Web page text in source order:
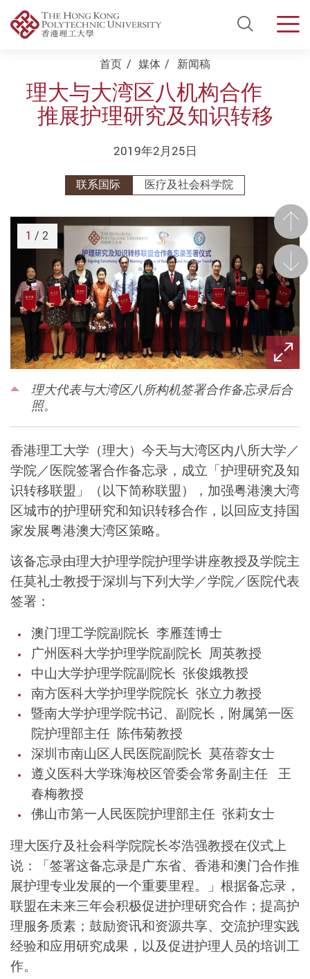
Open
Start main content首页 媒体 新闻稿
理大与大湾区八机构合作
推展护理研究及知识转移
2019年2月25日
联系国际 医疗及社会科学院
前
理大代表与大湾区八所构机签署合作备忘录后合
照。
后一
1 / 2
香港理工大学（理大）今天与大湾区内八所大学／
学院／医院签署合作备忘录，成立「护理研究及知
识转移联盟」（以下简称联盟），加强粤港澳大湾
区城巿的护理研究和知识转移合作，以回应支持国
家发展粤港澳大湾区策略。
该备忘录由理大护理学院护理学讲座教授及学院主
任莫礼士教授于深圳与下列大学／学院／医院代表
签署：
澳门理工学院副院长 李雁莲博士
广州医科大学护理学院副院长 周英教授
中山大学护理学院副院长 张俊娥教授
南方医科大学护理学院院长 张立力教授
暨南大学护理学院书记、副院长，附属第一医
院护理部主任 陈伟菊教授
深圳市南山区人民医院副院长 莫蓓蓉女士
遵义医科大学珠海校区管委会常务副主任 王
春梅教授
佛山市第一人民医院护理部主任 张莉女士
理大医疗及社会科学院院长岑浩强教授在仪式上
说：「签署这备忘录是广东省、香港和澳门合作推
展护理专业发展的一个重要里程。」根据备忘录，
联盟在未来三年会积极促进护理研究合作；提高护
理服务质素；鼓励资讯和资源共享、交流护理实践
经验和应用研究成果，以及促进护理人员的培训工
作。